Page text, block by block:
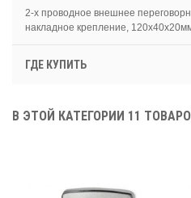
2-х проводное внешнее
накладное крепление,
ГДЕ КУПИТЬ
В ЭТОЙ КАТЕГОРИИ 11